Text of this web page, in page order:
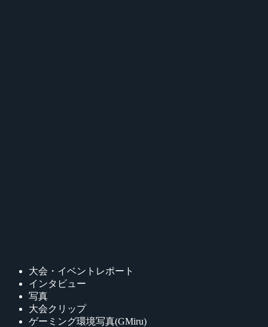
大会・イベントレポート
インタビュー
写真
大会クリップ
ゲーミング環境写真(GMiru)